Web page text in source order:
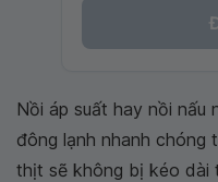
Nồi áp suất hay nồi nấu
đông lạnh nhanh chóng
thịt sẽ không bị kéo dài